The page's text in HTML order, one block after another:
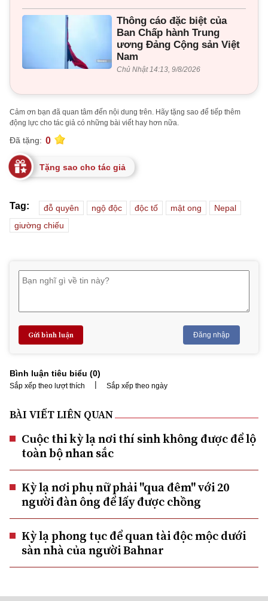
Thông cáo đặc biệt của
Ban Chấp hành Trung
ương Đảng Cộng sản Việt
Nam
Chủ Nhật 14:13, 9/8/2026
Cảm ơn bạn đã quan tâm đến nội dung trên. Hãy tặng sao để tiếp thêm
động lực cho tác giả có những bài viết hay hơn nữa.
Đã tặng: 0
Tặng sao cho tác giả
Tag: đỗ quyên ngộ độc độc tố mật ong
Nepal
giường chiếu
Gửi bình luận Đăng nhập
Bình luận tiêu biểu (0)
Sắp xếp theo lượt thích | Sắp xếp theo ngày
BÀI VIẾT LIÊN QUAN
Cuộc thi kỳ lạ nơi thí sinh không được để lộ
toàn bộ nhan sắc
Kỳ lạ nơi phụ nữ phải "qua đêm" với 20
người đàn ông để lấy được chồng
Kỳ lạ phong tục để quan tài độc mộc dưới
sàn nhà của người Bahnar